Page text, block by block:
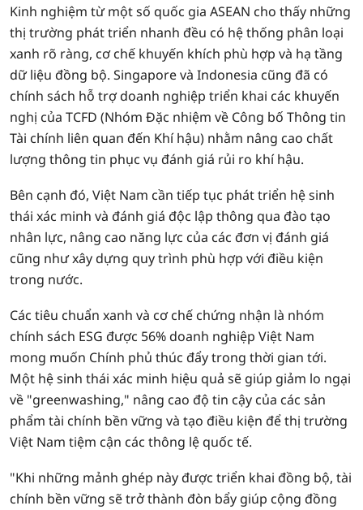
Kinh nghiệm từ một số quốc gia ASEAN cho thấy những
thị trường phát triển nhanh đều có hệ thống phân loại
xanh rõ ràng, cơ chế khuyến khích phù hợp và hạ tầng
dữ liệu đồng bộ. Singapore và Indonesia cũng đã có
chính sách hỗ trợ doanh nghiệp triển khai các khuyến
nghị của TCFD (Nhóm Đặc nhiệm về Công bố Thông tin
Tài chính liên quan đến Khí hậu) nhằm nâng cao chất
lượng thông tin phục vụ đánh giá rủi ro khí hậu.
Bên cạnh đó, Việt Nam cần tiếp tục phát triển hệ sinh
thái xác minh và đánh giá độc lập thông qua đào tạo
nhân lực, nâng cao năng lực của các đơn vị đánh giá
cũng như xây dựng quy trình phù hợp với điều kiện
trong nước.
Các tiêu chuẩn xanh và cơ chế chứng nhận là nhóm
chính sách ESG được 56% doanh nghiệp Việt Nam
mong muốn Chính phủ thúc đẩy trong thời gian tới.
Một hệ sinh thái xác minh hiệu quả sẽ giúp giảm lo ngại
về "greenwashing," nâng cao độ tin cậy của các sản
phẩm tài chính bền vững và tạo điều kiện để thị trường
Việt Nam tiệm cận các thông lệ quốc tế.
"Khi những mảnh ghép này được triển khai đồng bộ, tài
chính bền vững sẽ trở thành đòn bẩy giúp cộng đồng